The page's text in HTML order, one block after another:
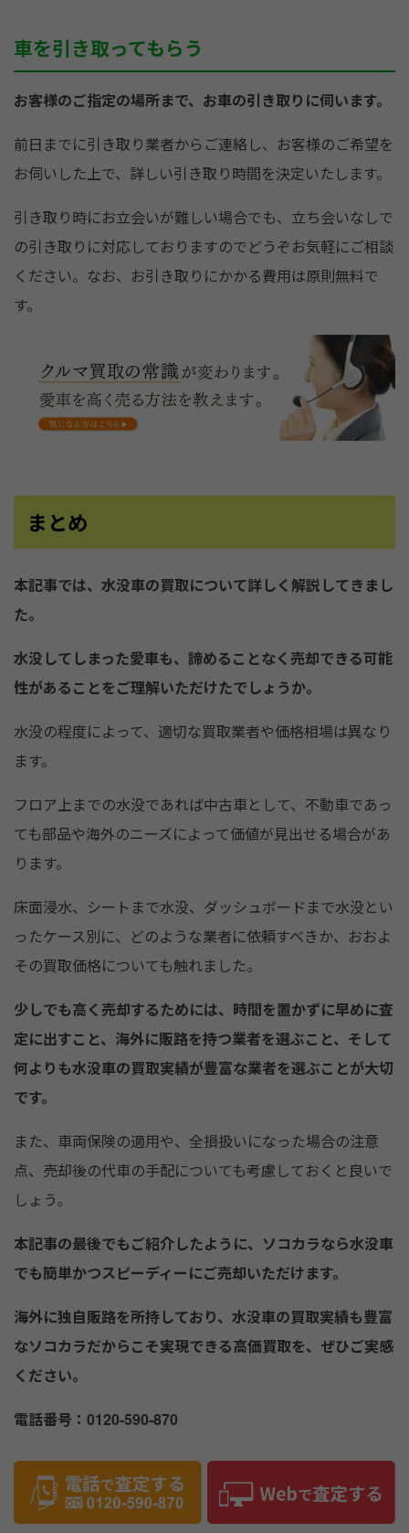
車を引き取ってもらう
お客様のご指定の場所まで、お車の引き取りに伺います。
前日までに引き取り業者からご連絡し、お客様のご希望を
お伺いした上で、詳しい引き取り時間を決定いたします。
引き取り時にお立会いが難しい場合でも、立ち会いなしで
の引き取りに対応しておりますのでどうぞお気軽にご相談
ください。なお、お引き取りにかかる費用は原則無料で
す。
まとめ
本記事では、水没車の買取について詳しく解説してきまし
た。
水没してしまった愛車も、諦めることなく売却できる可能
性があることをご理解いただけたでしょうか。
水没の程度によって、適切な買取業者や価格相場は異なり
ます。
フロア上までの水没であれば中古車として、不動車であっ
ても部品や海外のニーズによって価値が見出せる場合があ
ります。
床面浸水、シートまで水没、ダッシュボードまで水没とい
ったケース別に、どのような業者に依頼すべきか、おおよ
その買取価格についても触れました。
少しでも高く売却するためには、時間を置かずに早めに査
定に出すこと、海外に販路を持つ業者を選ぶこと、そして
何よりも水没車の買取実績が豊富な業者を選ぶことが大切
です。
また、車両保険の適用や、全損扱いになった場合の注意
点、売却後の代車の手配についても考慮しておくと良いで
しょう。
本記事の最後でもご紹介したように、ソコカラなら水没車
でも簡単かつスピーディーにご売却いただけます。
海外に独自販路を所持しており、水没車の買取実績も豊富
なソコカラだからこそ実現できる高価買取を、ぜひご実感
ください。
電話番号：0120-590-870
水没車の売却は煩雑に思えるかもしれませんが、適切な業
者を選べばスムーズに進めることができます。この記事
が、水没車の売却を検討されている皆様の一助となれば幸